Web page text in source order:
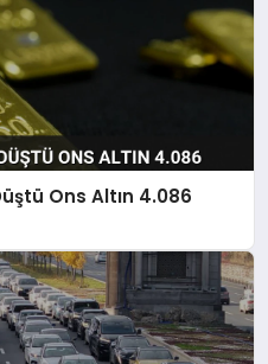
Ons Altın 4.086